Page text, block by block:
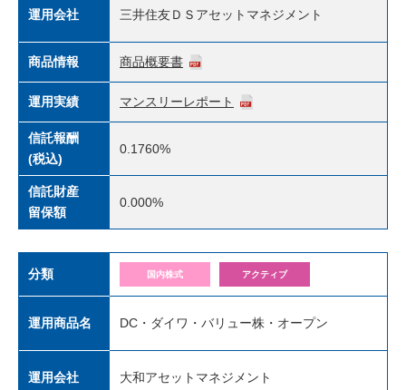
運用会社 三井住友ＤＳアセットマネジメント
商品情報 商品概要書
運用実績 マンスリーレポート
信託報酬
(税込)
0.1760%
信託財産
留保額
0.000%
分類 国内株式 アクティブ
運用商品名 DC・ダイワ・バリュー株・オープン
運用会社 大和アセットマネジメント